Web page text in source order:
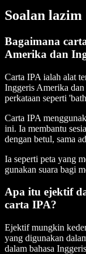
Soalan lazim
Bagaimana
Amerika dan
Carta IPA ialah alat
Inggeris Amerika
perkataan seperti
Carta IPA
ini. Ia membantu
dengan betul, sama
Ia seperti peta yang
gunakan suara bagi
Apa itu ejektif
carta IPA?
Ejektif mungkin
yang digunakan
dalam bahasa